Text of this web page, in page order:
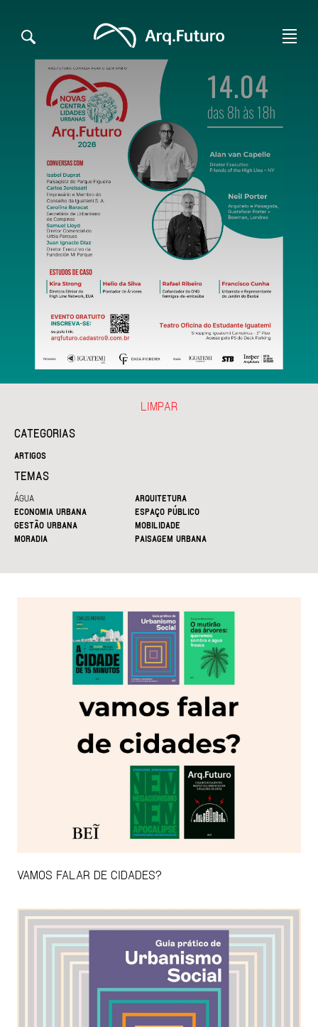
CATEGORIAS
ARTIGOS
TEMAS
ÁGUA
ARQUITETURA
ECONOMIA URBANA
ESPAÇO PÚBLICO
GESTÃO URBANA
MOBILIDADE
MORADIA
PAISAGEM URBANA
LIMPAR
VAMOS FALAR DE CIDADES?